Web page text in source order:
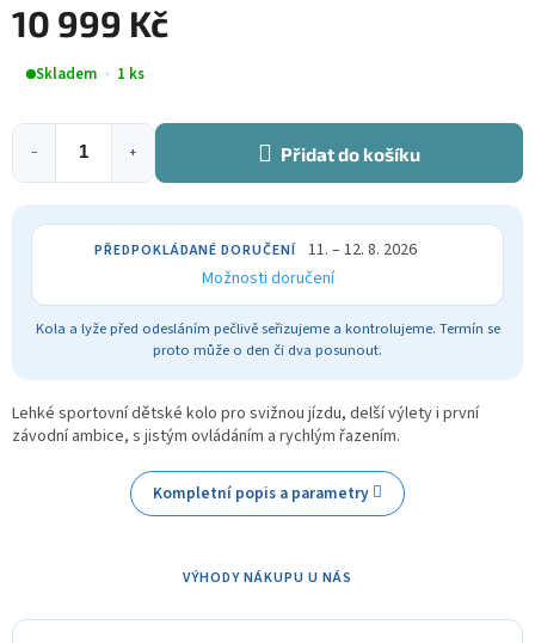
10 999 Kč
Měrná
cena:
Skladem 1 ks
+
− Přidat do košíku
11. – 12. 8. 2026
Možnosti doručení
Kola a lyže před odesláním pečlivě seřizujeme a kontrolujeme. Termín se
proto může o den či dva posunout.
Lehké sportovní dětské kolo pro svižnou jízdu, delší výlety i první
závodní ambice, s jistým ovládáním a rychlým řazením.
Kompletní popis a parametry
VÝHODY NÁKUPU U NÁS